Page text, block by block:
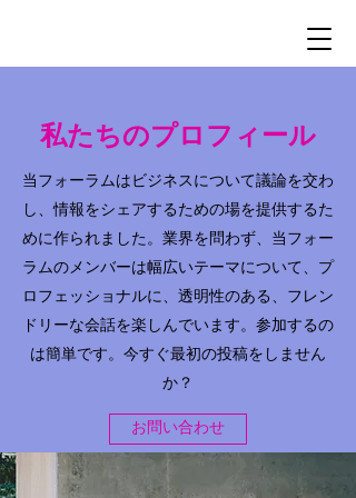
私たちのプロフィール
当フォーラムはビジネスについて議論を交わ
し、情報をシェアするための場を提供するた
めに作られました。業界を問わず、当フォー
ラムのメンバーは幅広いテーマについて、プ
ロフェッショナルに、透明性のある、フレン
ドリーな会話を楽しんでいます。参加するの
は簡単です。今すぐ最初の投稿をしません
か？
お問い合わせ